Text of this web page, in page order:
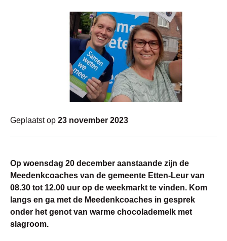
Geplaatst op 23 november 2023
Op woensdag 20 december aanstaande zijn de
Meedenkcoaches van de gemeente Etten-Leur van
08.30 tot 12.00 uur op de weekmarkt te vinden. Kom
langs en ga met de Meedenkcoaches in gesprek
onder het genot van warme chocolademelk met
slagroom.